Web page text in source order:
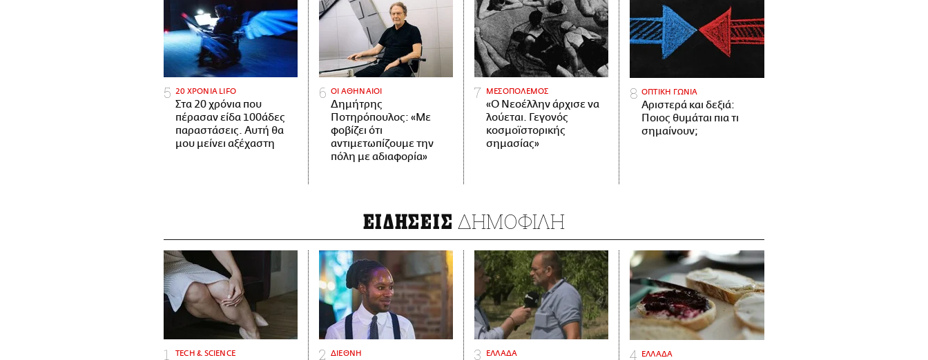
20 ΧΡΟΝΙΑ LIFO
Στα 20 χρόνια που
πέρασαν είδα 100άδες
παραστάσεις. Αυτή θα
μου μείνει αξέχαστη
ΟΙ ΑΘΗΝΑΙΟΙ
Δημήτρης
Ποτηρόπουλος: «Με
φοβίζει ότι
αντιμετωπίζουμε την
πόλη με αδιαφορία»
ΜΕΣΟΠΟΛΕΜΟΣ
«Ο Νεοέλλην άρχισε να
λούεται. Γεγονός
κοσμοϊστορικής
σημασίας»
ΟΠΤΙΚΗ ΓΩΝΙΑ
Αριστερά και δεξιά:
Ποιος θυμάται πια τι
σημαίνουν;
ΕΙΔΗΣΕΙΣ ΔΗΜΟΦΙΛΗ
ΤECH & SCIENCE ΔΙΕΘΝΗ ΕΛΛΑΔΑ ΕΛΛΑΔΑ